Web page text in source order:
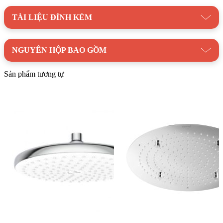
TÀI LIỆU ĐÍNH KÈM
NGUYÊN HỘP BAO GỒM
Sản phẩm tương tự